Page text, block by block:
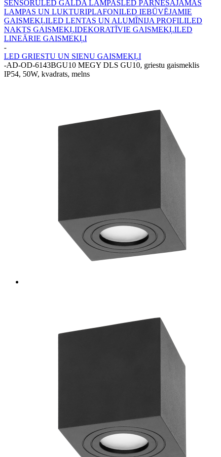
SENSORULED GALDA LAMPASLED PĀRNĒSĀJAMĀS
LAMPAS UN LUKTURIPLAFONILED IEBŪVĒJAMIE
GAISMEKĻILED LENTAS UN ALUMĪNIJA PROFILILED
NAKTS GAISMEKĻIDEKORATĪVIE GAISMEKĻILED
LINEĀRIE GAISMEKĻI
-
LED GRIESTU UN SIENU GAISMEKĻI
-AD-OD-6143BGU10 MEGY DLS GU10, griestu gaismeklis
IP54, 50W, kvadrats, melns